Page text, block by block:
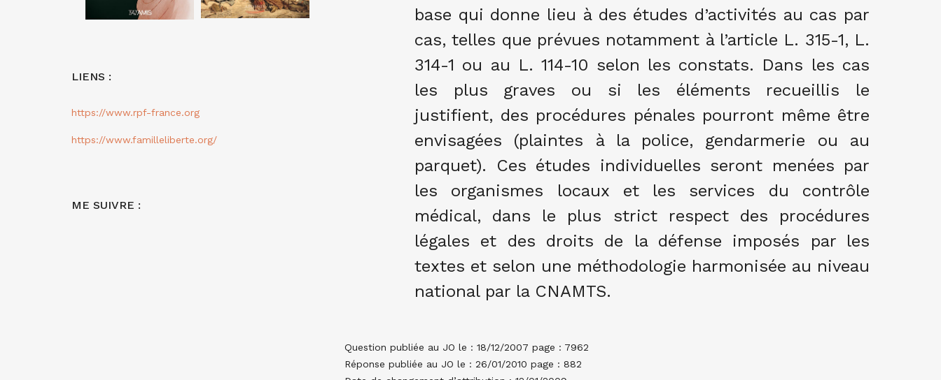
base qui donne lieu à des études d’activités au cas par
cas, telles que prévues notamment à l’article L. 315-1, L.
314-1 ou au L. 114-10 selon les constats. Dans les cas
les plus graves ou si les éléments recueillis le
justifient, des procédures pénales pourront même être
envisagées (plaintes à la police, gendarmerie ou au
parquet). Ces études individuelles seront menées par
les organismes locaux et les services du contrôle
médical, dans le plus strict respect des procédures
légales et des droits de la défense imposés par les
textes et selon une méthodologie harmonisée au niveau
national par la CNAMTS.
Question publiée au JO le : 18/12/2007 page : 7962
Réponse publiée au JO le : 26/01/2010 page : 882
LIENS :
https://www.rpf-france.org
https://www.familleliberte.org/
ME SUIVRE :